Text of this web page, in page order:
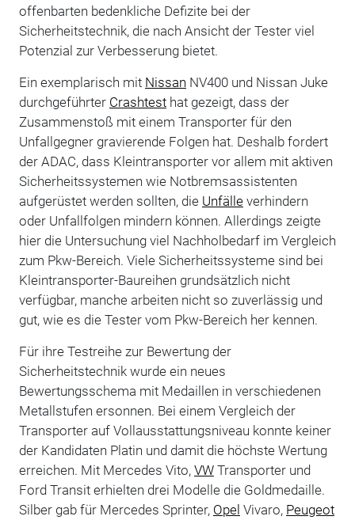
offenbarten bedenkliche Defizite bei der
Sicherheitstechnik, die nach Ansicht der Tester viel
Potenzial zur Verbesserung bietet.
Ein exemplarisch mit Nissan NV400 und Nissan Juke
durchgeführter Crashtesthat gezeigt, dass der
Zusammenstoß mit einem Transporter für den
Unfallgegner gravierende Folgen hat. Deshalb fordert
der ADAC, dass Kleintransporter vor allem mit aktiven
Sicherheitssystemen wie Notbremsassistenten
aufgerüstet werden sollten, die Unfälleverhindern
oder Unfallfolgen mindern können. Allerdings zeigte
hier die Untersuchung viel Nachholbedarf im Vergleich
zum Pkw-Bereich. Viele Sicherheitssysteme sind bei
Kleintransporter-Baureihen grundsätzlich nicht
verfügbar, manche arbeiten nicht so zuverlässig und
gut, wie es die Tester vom Pkw-Bereich her kennen.
Für ihre Testreihe zur Bewertung der
Sicherheitstechnik wurde ein neues
Bewertungsschema mit Medaillen in verschiedenen
Metallstufen ersonnen. Bei einem Vergleich der
Transporter auf Vollausstattungsniveau konnte keiner
der Kandidaten Platin und damit die höchste Wertung
erreichen. Mit Mercedes Vito, VWTransporter und
Ford Transit erhielten drei Modelle die Goldmedaille.
Silber gab für Mercedes Sprinter, Opel Vivaro, Peugeot